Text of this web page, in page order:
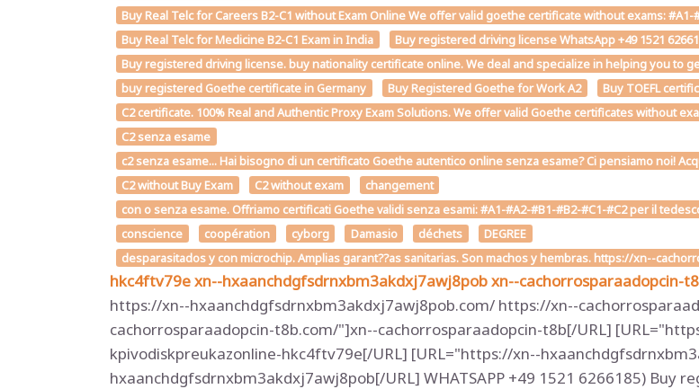
Buy Real Telc for Careers B2-C1 without Exam Online We offer valid goethe certificate without exams:
Buy Real Telc for Medicine B2-C1 Exam in India
Buy registered driving license WhatsApp +49 1521
Buy registered driving license. buy nationality certificate online. We deal and specialize in helping you to
buy registered Goethe certificate in Germany
Buy Registered Goethe for Work A2 Buy TOEFL
C2 certificate. 100% Real and Authentic Proxy Exam Solutions. We offer valid Goethe certificates without
C2 senza esame
c2 senza esame... Hai bisogno di un certificato Goethe autentico online senza esame? Ci pensiamo noi!
C2 without Buy Exam
C2 without exam
changement
con o senza esame. Offriamo certificati Goethe validi senza esami: #A1-#A2-#B1-#B2-#C1-#C2 per il
conscience
coopération cyborg Damasio déchets
DEGREE
desparasitados y con microchip. Amplias garant??as sanitarias. Son machos y hembras. https://xn--
hkc4ftv79exn--hxaanchdgfsdrnxbm3akdxj7awj8pobxn--cachorrosparaadopcin-
https://xn--hxaanchdgfsdrnxbm3akdxj7awj8pob.com/ https://xn--
cachorrosparaadopcin-t8b.com/"]xn--cachorrosparaadopcin-t8b[/URL]
kpivodiskpreukazonline-hkc4ftv79e[/URL] [URL="https://xn--
hxaanchdgfsdrnxbm3akdxj7awj8pob[/URL] WHATSAPP +49 1521 6266185) Buy